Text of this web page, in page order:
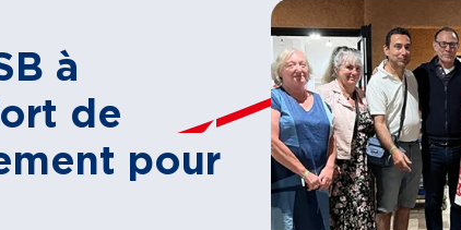
à
de
pour